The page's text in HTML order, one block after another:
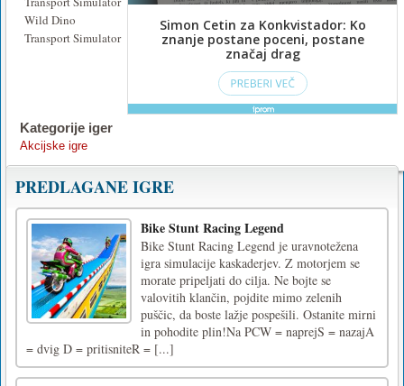
Wild Dino
Transport Simulator
Kategorije iger
Akcijske igre
PREDLAGANE IGRE
Bike Stunt Racing Legend
Bike Stunt Racing Legend je uravnotežena
igra simulacije kaskaderjev. Z motorjem se
morate pripeljati do cilja. Ne bojte se
valovitih klančin, pojdite mimo zelenih
puščic, da boste lažje pospešili. Ostanite mirni
in pohodite plin!Na PCW = naprejS = nazajA
= dvig D = pritisniteR = [...]